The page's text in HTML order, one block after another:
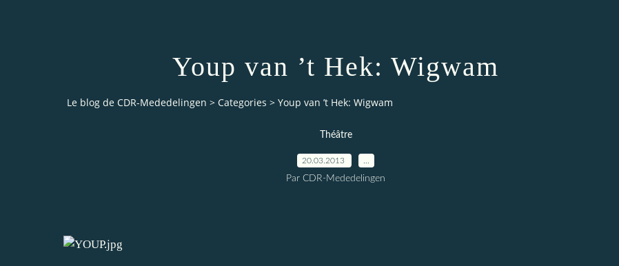
Youp van ’t Hek: Wigwam
Le blog de CDR-Mededelingen > Categories > Youp van ’t Hek: Wigwam
Théâtre
20.03.2013
Par CDR-Mededelingen